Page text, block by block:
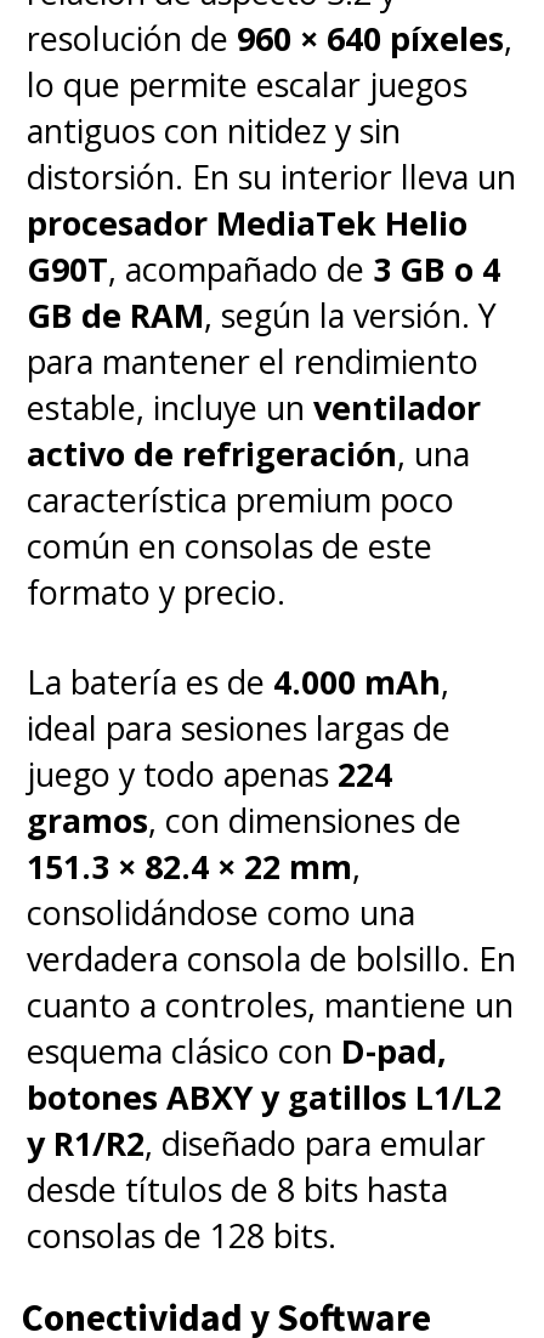
combinar seriedad y diversión
con el escapismo como
elemento impulsor .
"Quiero vivir en ese mundo"
reconoció Ball en conversación
con la revistaTotal Film, dando
cuenta quetiene "una idea
alucinante. Llevo mucho
tiempo pensando en lo genial
que sería una película deZelda
Me gustaría hacer realidad los
mayores deseos de la gente.
lo importante que es esta
franquicia para muchos y
quiero que sea una película
seria. Una verdadera película
que pueda dar a la gente un
escape ".
El cineasta pone énfasis en el
aspecto de escapismo para la
audiencia: "Eso es lo que intento
crear: debe sentirse como algo
real. Algo serio y genial, pero
divertido y fantasioso".
resolución de 960 × 640 píxeles,
lo que permite escalar juegos
antiguos con nitidez y sin
distorsión. En su interior lleva un
procesador MediaTek Helio
G90T, acompañado de 3 GB o 4
GB de RAM, según la versión. Y
para mantener el rendimiento
estable, incluye unventilador
activo de refrigeración, una
característica premium poco
común en consolas de este
formato y precio.
La batería es de 4.000 mAh,
ideal para sesiones largas de
juego y todo apenas 224
gramos, con dimensiones de
151.3 × 82.4 × 22 mm,
consolidándose como una
verdadera consola de bolsillo. En
cuanto a controles, mantiene un
esquema clásico con D-pad,
botones ABXY y gatillos L1/L2
y R1/R2, diseñado para emular
desde títulos de 8 bits hasta
consolas de 128 bits.
Conectividad y Software